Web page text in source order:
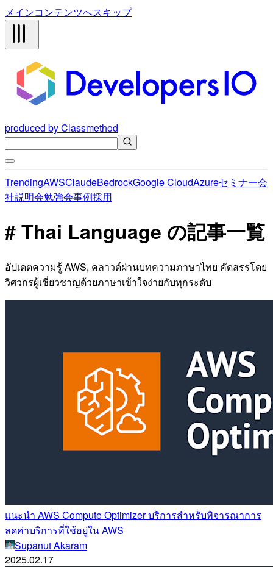
メインコンテンツへスキップ
produced by Classmethod
TrendingAWSClaudeBedrockGoogle CloudAzureセミナー会
社説明会勉強会事例採用
# Thai Language の記事一覧
อัปเดตความรู้ AWS, คลาวด์ผ่านบทความภาษาไทย คัดสรรโดย
วิศวกรผู้เชี่ยวชาญด้วยภาษาเข้าใจง่ายกับทุกระดับ
แนะนำ AWS Compute Optimizer บริการสำหรับพิจารณาการ
ลดค่าบริการที่ใช้อยู่ใน AWS
Supanut Akaram
2025.02.17